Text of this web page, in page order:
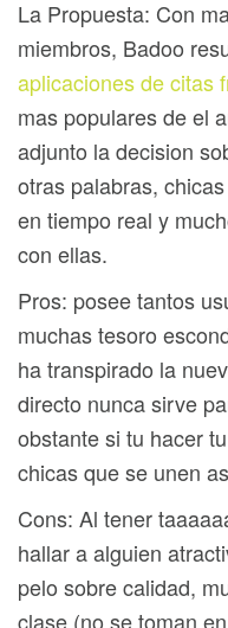
La Propuesta: Con
miembros, Badoo
aplicaciones de citas
mas populares de el
adjunto la decision
otras palabras,
en tiempo real y
con ellas.
Pros: posee tantos
muchas tesoro
ha transpirado la
directo nunca sirve
obstante si tu hacer
chicas que se unen
Cons: Al tener
hallar a alguien
pelo sobre calidad,
clase (no se toman